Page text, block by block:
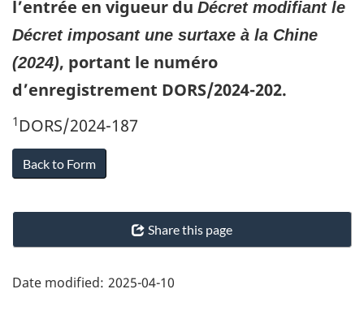
l’entrée en vigueur du Décret modifiant le
Décret imposant une surtaxe à la Chine
(2024), portant le numéro
d’enregistrement DORS/2024-202.
1 DORS/2024-187
"Page
Share this page
Date modified: 2025-04-10